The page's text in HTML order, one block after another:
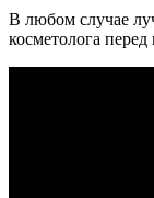
В любом случае
косметолога